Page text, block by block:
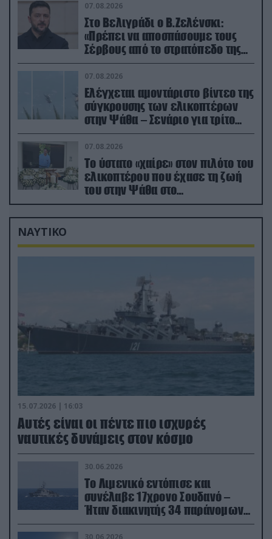
07.08.2026
Στο Βελιγράδι ο Β.Ζελένσκι:
«Πρέπει να αποσπάσουμε τους
Σέρβους από το στρατόπεδο της
Ρωσίας»
07.08.2026
Ελέγχεται αμοντάριστο βίντεο της
σύγκρουσης των ελικοπτέρων
στην Ψάθα – Σενάριο για τρίτο
ελικόπτερο
07.08.2026
Το ύστατο «χαίρε» στον πιλότο του
ελικοπτέρου που έχασε τη ζωή
του στην Ψάθα στο
αποτεφρωτήριο Ριτσώνας
ΝΑΥΤΙΚΟ
15.07.2026 | 16:03
Aυτές είναι οι πέντε πιο ισχυρές
ναυτικές δυνάμεις στον κόσμο
30.06.2026
Το Λιμενικό εντόπισε και
συνέλαβε 17χρονο Σουδανό –
Ήταν διακινητής 34 παράνομων
μεταναστών